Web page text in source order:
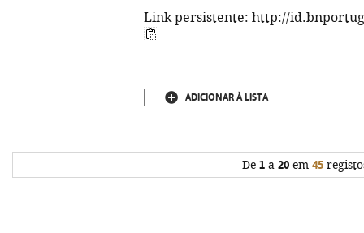
Link persistente: http://
ADICIONAR À LISTA
De 1a 20em 45